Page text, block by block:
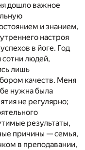
дошло важное
и знанием,
настроя
в йоге. Год
сотни людей,
лишь
качеств. Меня
нужна была
не регулярно;
результаты,
причины — семья,
в преподавании,